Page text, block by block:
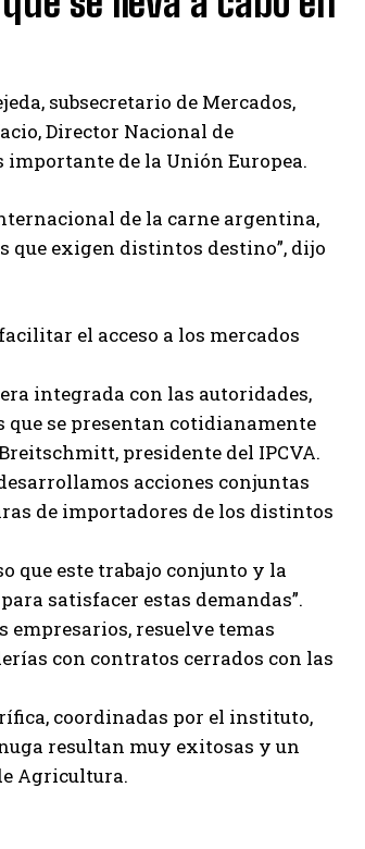
subsecretario de Mercados,
Director Nacional de
de la Unión Europea.
de la carne argentina,
que exigen distintos destino”, dijo
el acceso a los mercados
integrada con las autoridades,
se presentan cotidianamente
presidente del IPCVA.
acciones conjuntas
de importadores de los distintos
que este trabajo conjunto y la
satisfacer estas demandas”.
empresarios, resuelve temas
con contratos cerrados con las
coordinadas por el instituto,
resultan muy exitosas y un
Agricultura.